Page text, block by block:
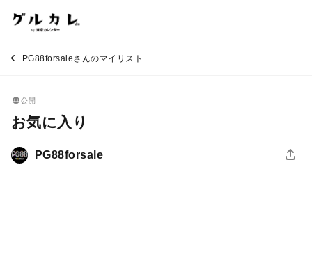
PG88forsaleさんのマイリスト
公開
お気に入り
PG88forsale